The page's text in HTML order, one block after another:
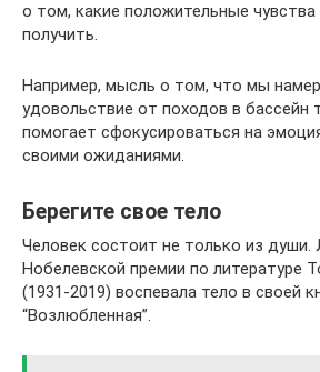
о том, какие положительные
получить.
Например, мысль о том, что мы
удовольствие от походов в бассейн
помогает сфокусироваться на
своими ожиданиями.
Берегите свое тело
Человек состоит не только из души.
Нобелевской премии по литературе
(1931-2019) воспевала тело в своей
“Возлюбленная”.